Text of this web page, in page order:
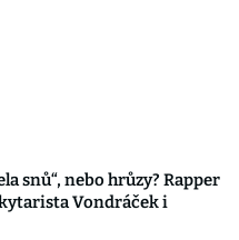
snů“, nebo hrůzy? Rapper
Vondráček i